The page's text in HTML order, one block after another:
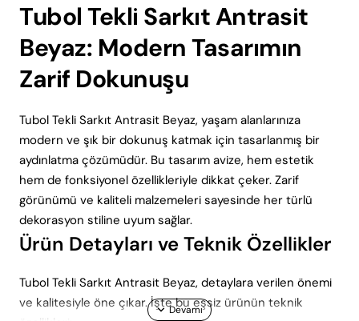
Tubol Tekli Sarkıt Antrasit
Beyaz: Modern Tasarımın
Zarif Dokunuşu
Tubol Tekli Sarkıt Antrasit Beyaz, yaşam alanlarınıza
modern ve şık bir dokunuş katmak için tasarlanmış bir
aydınlatma çözümüdür. Bu tasarım avize, hem estetik
hem de fonksiyonel özellikleriyle dikkat çeker. Zarif
görünümü ve kaliteli malzemeleri sayesinde her türlü
dekorasyon stiline uyum sağlar.
Ürün Detayları ve Teknik Özellikler
Tubol Tekli Sarkıt Antrasit Beyaz, detaylara verilen önemi
ve kalitesiyle öne çıkar. İşte bu eşsiz ürünün teknik